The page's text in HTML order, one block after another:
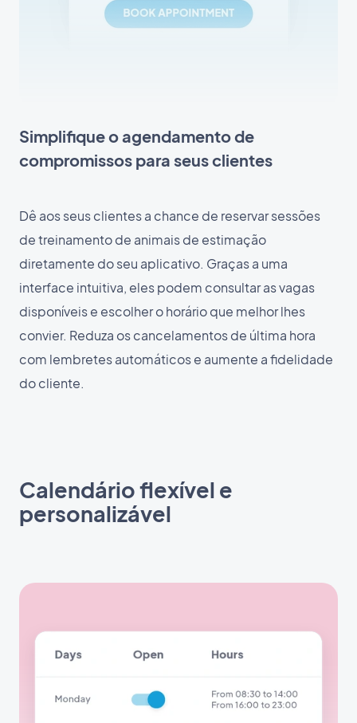
Simplifique o agendamento de
compromissos para seus clientes
Dê aos seus clientes a chance de reservar sessões
de treinamento de animais de estimação
diretamente do seu aplicativo. Graças a uma
interface intuitiva, eles podem consultar as vagas
disponíveis e escolher o horário que melhor lhes
convier. Reduza os cancelamentos de última hora
com lembretes automáticos e aumente a fidelidade
do cliente.
Calendário flexível e
personalizável